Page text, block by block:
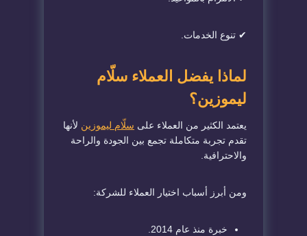
✔ تنوع الخدمات.
لماذا يفضل العملاء سلّام
ليموزين؟
يعتمد الكثير من العملاء على سلّام ليموزين لأنها
تقدم تجربة متكاملة تجمع بين الجودة والراحة
والاحترافية.
ومن أبرز أسباب اختيار العملاء للشركة:
خبرة منذ عام 2014.